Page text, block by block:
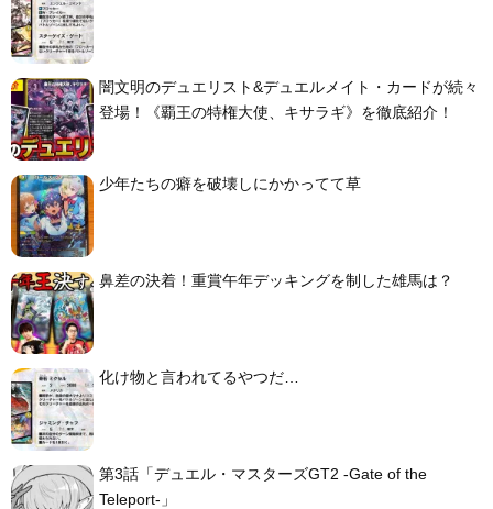
闇文明のデュエリスト&デュエルメイト・カードが続々
登場！《覇王の特権大使、キサラギ》を徹底紹介！
少年たちの癖を破壊しにかかってて草
鼻差の決着！重賞午年デッキングを制した雄馬は？
化け物と言われてるやつだ…
第3話「デュエル・マスターズGT2 -Gate of the
Teleport-」